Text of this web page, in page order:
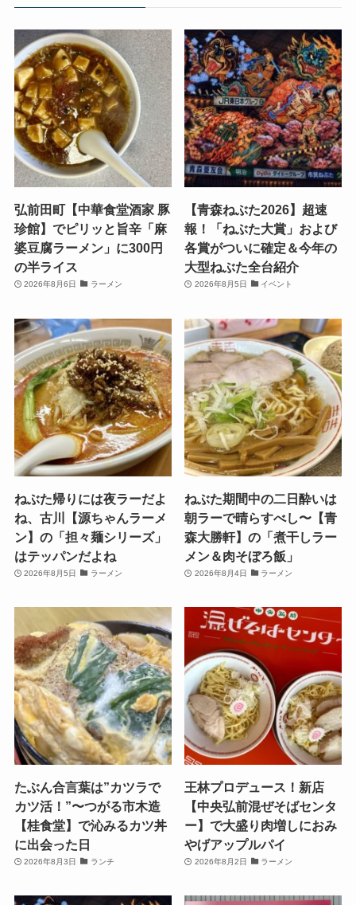
弘前田町【中華食堂酒家 豚
珍館】でピリッと旨辛「麻
婆豆腐ラーメン」に300円
の半ライス
2026年8月6日 ラーメン
【青森ねぶた2026】超速
報！「ねぶた大賞」および
各賞がついに確定＆今年の
大型ねぶた全台紹介
2026年8月5日 イベント
ねぶた帰りには夜ラーだよ
ね、古川【源ちゃんラーメ
ン】の「担々麺シリーズ」
はテッパンだよね
2026年8月5日 ラーメン
ねぶた期間中の二日酔いは
朝ラーで晴らすべし〜【青
森大勝軒】の「煮干しラー
メン＆肉そぼろ飯」
2026年8月4日 ラーメン
たぶん合言葉は”カツラで
カツ活！”〜つがる市木造
【桂食堂】で沁みるカツ丼
に出会った日
2026年8月3日 ランチ
王林プロデュース！新店
【中央弘前混ぜそばセンタ
ー】で大盛り肉増しにおみ
やげアップルパイ
2026年8月2日 ラーメン